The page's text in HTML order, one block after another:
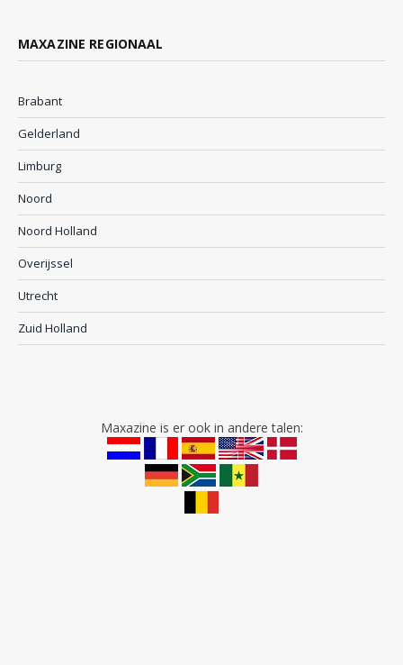
MAXAZINE REGIONAAL
Brabant
Gelderland
Limburg
Noord
Noord Holland
Overijssel
Utrecht
Zuid Holland
Maxazine is er ook in andere talen: